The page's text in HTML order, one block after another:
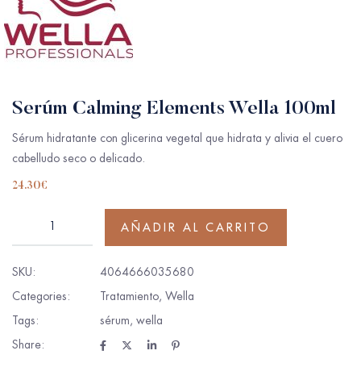
Serúm Calming Elements Wella 100ml
Sérum hidratante con glicerina vegetal que hidrata y alivia el cuero
cabelludo seco o delicado.
24.30€
AÑADIR AL CARRITO
SKU:
4064666035680
Categories:
Tratamiento, Wella
Tags:
sérum, wella
Share: